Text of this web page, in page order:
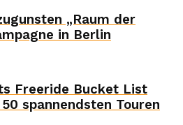
„Raum der
in Berlin
Freeride Bucket List
spannendsten Touren